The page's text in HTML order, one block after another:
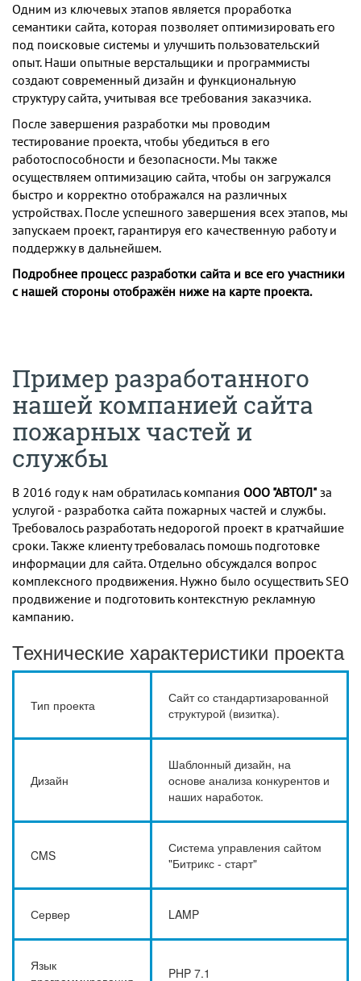
Одним из ключевых этапов является проработка
семантики сайта, которая позволяет оптимизировать его
под поисковые системы и улучшить пользовательский
опыт. Наши опытные верстальщики и программисты
создают современный дизайн и функциональную
структуру сайта, учитывая все требования заказчика.
После завершения разработки мы проводим
тестирование проекта, чтобы убедиться в его
работоспособности и безопасности. Мы также
осуществляем оптимизацию сайта, чтобы он загружался
быстро и корректно отображался на различных
устройствах. После успешного завершения всех этапов, мы
запускаем проект, гарантируя его качественную работу и
поддержку в дальнейшем.
Подробнее процесс разработки сайта и все его участники
с нашей стороны отображён ниже на карте проекта.
Пример разработанного
нашей компанией сайта
пожарных частей и
службы
В 2016 году к нам обратилась компания ООО "АВТОЛ"за
услугой - разработка сайта пожарных частей и службы.
Требовалось разработать недорогой проект в кратчайшие
сроки. Также клиенту требовалась помошь подготовке
информации для сайта. Отдельно обсуждался вопрос
комплексного продвижения. Нужно было осуществить SEO
продвижение и подготовить контекстную рекламную
кампанию.
Технические характеристики проекта
Тип проекта
Сайт со стандартизарованной
структурой (визитка).
Дизайн
Шаблонный дизайн, на
основе анализа конкурентов и
наших наработок.
CMS
Система управления сайтом
"Битрикс - старт"
Сервер LAMP
Язык
PHP 7.1